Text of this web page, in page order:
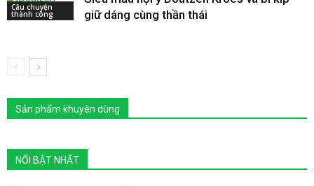
Câu chuyện
thành công
giữ dáng cùng thần thái
Sản phẩm khuyên dùng
NỔI BẬT NHẤT